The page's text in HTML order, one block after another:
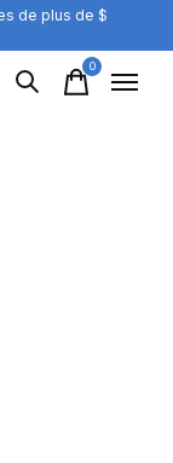
de plus de $
0items